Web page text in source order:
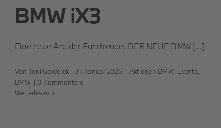
BMW iX3
Eine neue Ära der Fahrfreude. DER NEUE BMW [...]
Von Toni Gawelek | 31. Januar 2026 | Aktionen BMW, Events,
BMW | 0 Kommentare
Weiterlesen